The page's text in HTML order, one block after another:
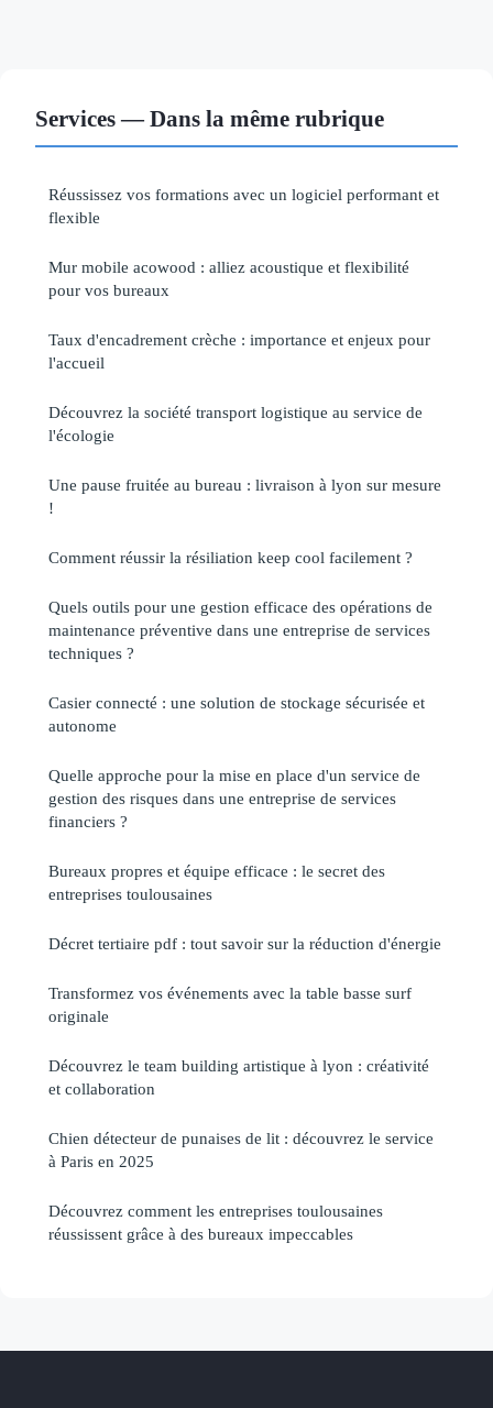
Services — Dans la même rubrique
Réussissez vos formations avec un logiciel performant et
flexible
Mur mobile acowood : alliez acoustique et flexibilité
pour vos bureaux
Taux d'encadrement crèche : importance et enjeux pour
l'accueil
Découvrez la société transport logistique au service de
l'écologie
Une pause fruitée au bureau : livraison à lyon sur mesure
!
Comment réussir la résiliation keep cool facilement ?
Quels outils pour une gestion efficace des opérations de
maintenance préventive dans une entreprise de services
techniques ?
Casier connecté : une solution de stockage sécurisée et
autonome
Quelle approche pour la mise en place d'un service de
gestion des risques dans une entreprise de services
financiers ?
Bureaux propres et équipe efficace : le secret des
entreprises toulousaines
Décret tertiaire pdf : tout savoir sur la réduction d'énergie
Transformez vos événements avec la table basse surf
originale
Découvrez le team building artistique à lyon : créativité
et collaboration
Chien détecteur de punaises de lit : découvrez le service
à Paris en 2025
Découvrez comment les entreprises toulousaines
réussissent grâce à des bureaux impeccables